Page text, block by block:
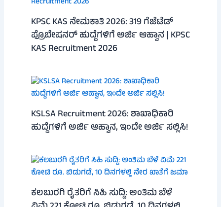
KPSC KAS ನೇಮಕಾತಿ 2026: 319 ಗೆಜೆಟೆಡ್
ಪ್ರೊಬೇಷನರ್ ಹುದ್ದೆಗಳಿಗೆ ಅರ್ಜಿ ಆಹ್ವಾನ | KPSC
KAS Recruitment 2026
KSLSA Recruitment 2026: ಶಾಖಾಧಿಕಾರಿ
ಹುದ್ದೆಗಳಿಗೆ ಅರ್ಜಿ ಆಹ್ವಾನ, ಇಂದೇ ಅರ್ಜಿ ಸಲ್ಲಿಸಿ!
ಕಲಬುರಗಿ ರೈತರಿಗೆ ಸಿಹಿ ಸುದ್ದಿ: ಅಂತಿಮ ಬೆಳೆ